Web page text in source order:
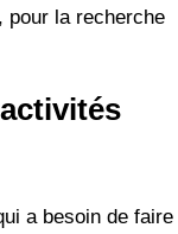
pour la recherche
a besoin de faire